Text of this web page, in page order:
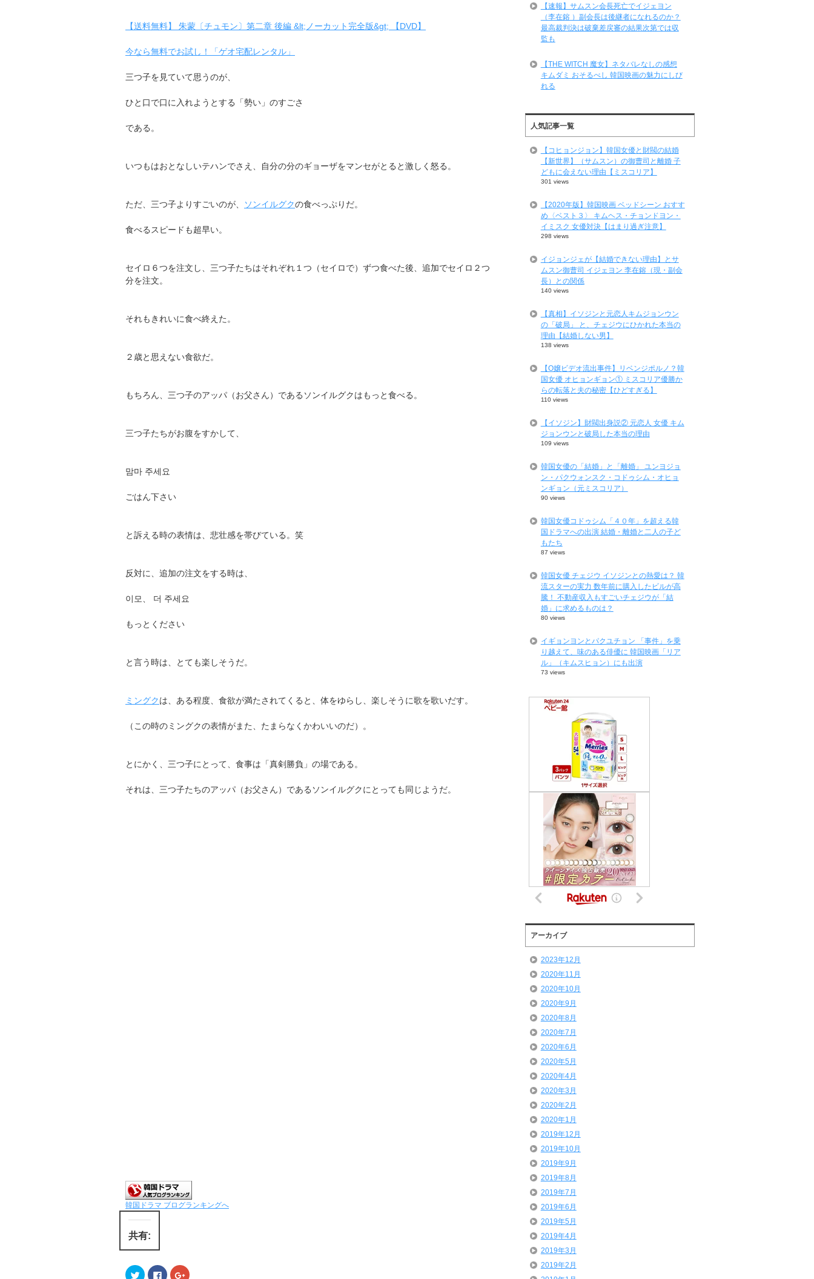
【送料無料】 朱蒙〔チュモン〕第二章 後編 &lt;ノーカット完全版&gt; 【DVD】
今なら無料でお試し！「ゲオ宅配レンタル」
三つ子を見ていて思うのが、
ひと口で口に入れようとする「勢い」のすごさ
である。
いつもはおとなしいテハンでさえ、自分の分のギョーザをマンセがとると激しく怒る。
ただ、三つ子よりすごいのが、 ソンイルグクの食べっぷりだ。
食べるスピードも超早い。
セイロ６つを注文し、三つ子たちはそれぞれ１つ（セイロで）ずつ食べた後、追加でセイロ２つ
分を注文。
それもきれいに食べ終えた。
２歳と思えない食欲だ。
もちろん、三つ子のアッパ（お父さん）であるソンイルグクはもっと食べる。
三つ子たちがお腹をすかして、
맘마 주세요
ごはん下さい
と訴える時の表情は、悲壮感を帯びている。笑
反対に、追加の注文をする時は、
이모、 더 주세요
もっとください
と言う時は、とても楽しそうだ。
ミングクは、ある程度、食欲が満たされてくると、体をゆらし、楽しそうに歌を歌いだす。
（この時のミングクの表情がまた、たまらなくかわいいのだ）。
とにかく、三つ子にとって、食事は「真剣勝負」の場である。
それは、三つ子たちのアッパ（お父さん）であるソンイルグクにとっても同じようだ。
韓国ドラマ ブログランキングへ
共有:
ク F ク
【速報】サムスン会長死亡でイジェヨン
（李在鎔 ）副会長は後継者になれるのか？
最高裁判決は破棄差戻審の結果次第では収
監も
【THE WITCH 魔女】ネタバレなしの感想
キムダミ おそるべし 韓国映画の魅力にしび
れる
人気記事一覧
【コヒョンジョン】韓国女優と財閥の結婚
【新世界】（サムスン）の御曹司と離婚 子
どもに会えない理由【ミスコリア】
301 views
【2020年版】韓国映画 ベッドシーン おすす
め〈ベスト３〉 キムヘス・チョンドヨン・
イミスク 女優対決【はまり過ぎ注意】
298 views
イジョンジェが【結婚できない理由】とサ
ムスン御曹司 イジェヨン 李在鎔（現・副会
長）との関係
140 views
【真相】イソジンと元恋人キムジョンウン
の「破局」 と、チェジウにひかれた本当の
理由【結婚しない男】
138 views
【O嬢ビデオ流出事件】リベンジポルノ？韓
国女優 オヒョンギョン① ミスコリア優勝か
らの転落と夫の秘密【ひどすぎる】
110 views
【イソジン】財閥出身説② 元恋人 女優 キム
ジョンウンと破局した本当の理由
109 views
韓国女優の「結婚」と「離婚」 ユンヨジョ
ン・パクウォンスク・コドゥシム・オヒョ
ンギョン（元ミスコリア）
90 views
韓国女優コドゥシム「４０年」を超える韓
国ドラマへの出演 結婚・離婚と二人の子ど
もたち
87 views
韓国女優 チェジウ イソジンとの熱愛は？ 韓
流スターの実力 数年前に購入したビルが高
騰！ 不動産収入もすごいチェジウが「結
婚」に求めるものは？
80 views
イギョンヨンとパクユチョン 「事件」を乗
り越えて、味のある俳優に 韓国映画「リア
ル」（キムスヒョン）にも出演
73 views
アーカイブ
2023年12月
2020年11月
2020年10月
2020年9月
2020年8月
2020年7月
2020年6月
2020年5月
2020年4月
2020年3月
2020年2月
2020年1月
2019年12月
2019年10月
2019年9月
2019年8月
2019年7月
2019年6月
2019年5月
2019年4月
2019年3月
2019年2月